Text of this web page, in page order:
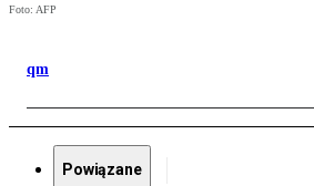
Foto: AFP
qm
Powiązane